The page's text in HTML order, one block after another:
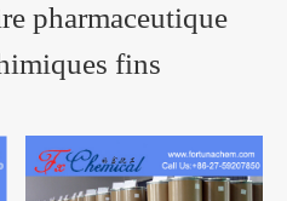
pharmaceutique
fins